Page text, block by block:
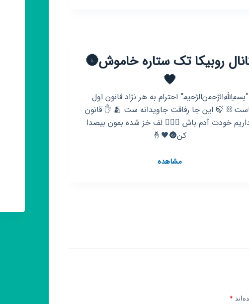
GTNA
روبیکا تک ستاره خاموش🌚
🖤
“بس‍‌م‍ِ‌اللهِ‌ال‍‌رَّح‍‌م‍‌ن‌ال‍‌رَّح‍‌ی‍‌م‍” احترام به هر نژاد قانون اول
ماست ⛓️ 🍃 این جا رفاقت جاویدانه ست 🫂 ✋️ قانون
خودت آدم باش 🚶🏽‍♂️ لف خز شده بمون بیصدا
کن🌚🖤🤞
مشاهدهکانال
*